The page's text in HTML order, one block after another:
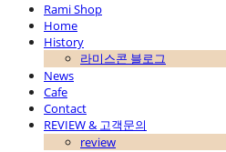
Rami Shop
Home
History
라미스콘 블로그
News
Cafe
Contact
REVIEW & 고객문의
review